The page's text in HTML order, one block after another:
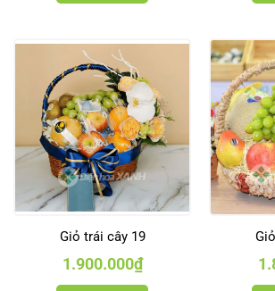
Giỏ trái cây 19
1.900.000₫